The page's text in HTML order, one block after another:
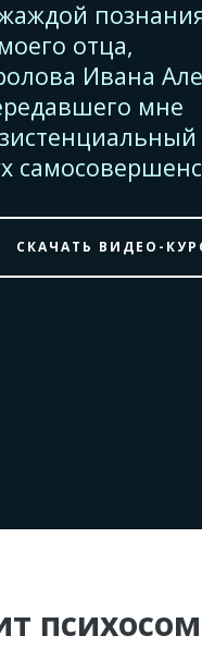
отца,
Ивана
мне
СКАЧАТЬ ВИДЕО-